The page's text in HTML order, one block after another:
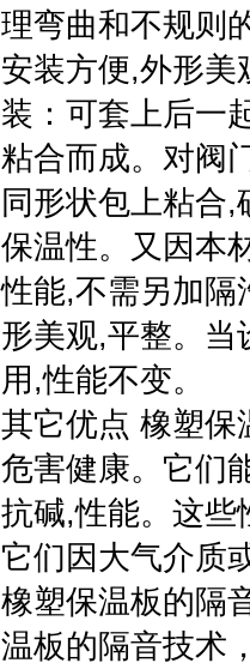
理弯曲和不规则
安装方便,外形美
装：可套上后一
粘合而成。对阀
同形状包上粘合
保温性。又因本
性能,不需另加隔
形美观,平整。当
用,性能不变。
其它优点 橡塑保
危害健康。它们
抗碱,性能。这些
它们因大气介质
橡塑保温板的隔
温板的隔音技术